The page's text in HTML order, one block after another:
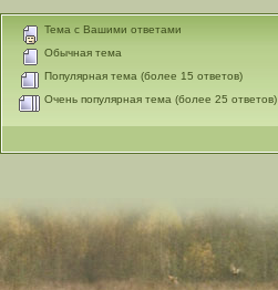
Тема с Вашими ответами
Обычная тема
Популярная тема (более 15 ответов)
Очень популярная тема (более 25 ответов)